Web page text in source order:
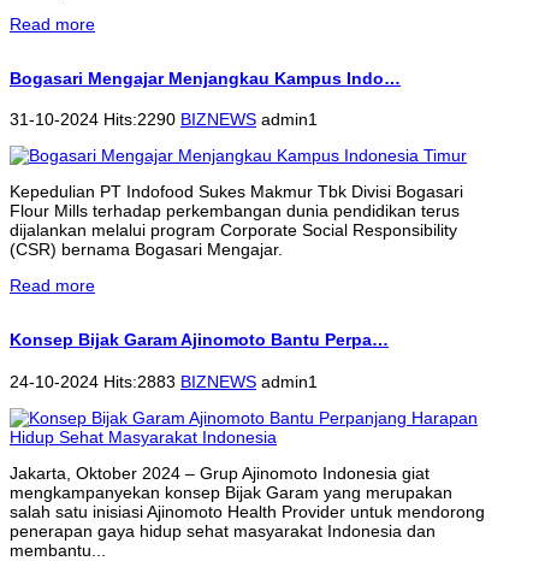
Read more
Bogasari Mengajar Menjangkau Kampus Indo…
31-10-2024 Hits:2290 BIZNEWS admin1
Kepedulian PT Indofood Sukes Makmur Tbk Divisi Bogasari
Flour Mills terhadap perkembangan dunia pendidikan terus
dijalankan melalui program Corporate Social Responsibility
(CSR) bernama Bogasari Mengajar.
Read more
Konsep Bijak Garam Ajinomoto Bantu Perpa…
24-10-2024 Hits:2883 BIZNEWS admin1
Jakarta, Oktober 2024 – Grup Ajinomoto Indonesia giat
mengkampanyekan konsep Bijak Garam yang merupakan
salah satu inisiasi Ajinomoto Health Provider untuk mendorong
penerapan gaya hidup sehat masyarakat Indonesia dan
membantu...